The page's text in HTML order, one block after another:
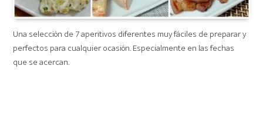
Una selección de 7 aperitivos diferentes muy fáciles de preparar y
perfectos para cualquier ocasión. Especialmente en las fechas
que se acercan.